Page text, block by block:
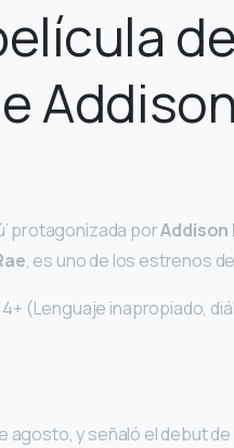
de
Addison
protagonizada porAddison
, es uno de los estrenos de
(Lenguaje inapropiado,
agosto, y señaló el debut de